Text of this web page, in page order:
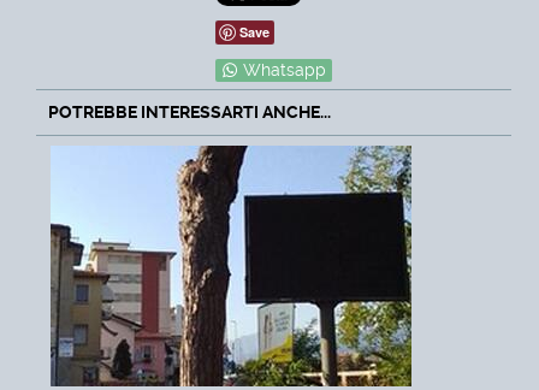
Save
Whatsapp
POTREBBE INTERESSARTI ANCHE...